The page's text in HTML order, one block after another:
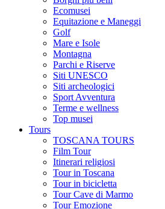
Ecomusei
Equitazione e Maneggi
Golf
Mare e Isole
Montagna
Parchi e Riserve
Siti UNESCO
Siti archeologici
Sport Avventura
Terme e wellness
Top musei
Tours
TOSCANA TOURS
Film Tour
Itinerari religiosi
Tour in Toscana
Tour in bicicletta
Tour Cave di Marmo
Tour Emozione